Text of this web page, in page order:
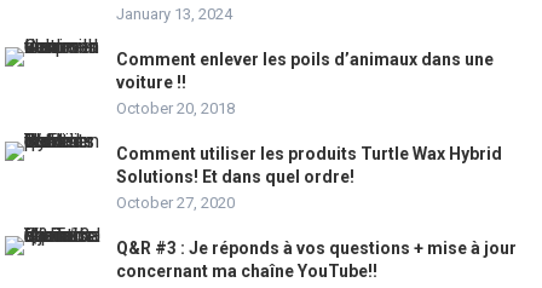
January 13, 2024
Comment enlever les poils d’animaux dans une
voiture !!
October 20, 2018
Comment utiliser les produits Turtle Wax Hybrid
Solutions! Et dans quel ordre!
October 27, 2020
Q&R #3 : Je réponds à vos questions + mise à jour
concernant ma chaîne YouTube!!